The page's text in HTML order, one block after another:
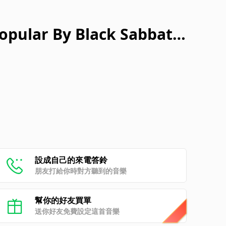
By Black Sabbat
設成自己的來電答鈴
朋友打給你時對方聽到的音樂
幫你的好友買單
送你好友免費設定這首音樂